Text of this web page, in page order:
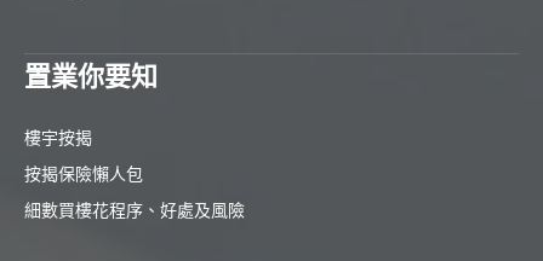
置業你要知
樓宇按揭
按揭保險懶人包
細數買樓花程序、好處及風險